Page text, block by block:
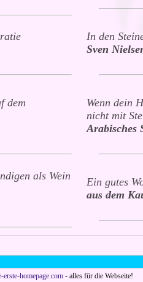
In den
Sven
dem
Wenn dein
nicht mit
Arabisches
als Wein
Ein gutes
aus dem
erste-homepage.com- alles für die Webseite!